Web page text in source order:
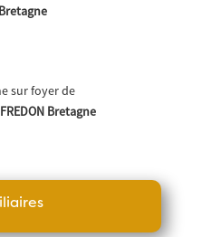
sur foyer de
FREDON Bretagne